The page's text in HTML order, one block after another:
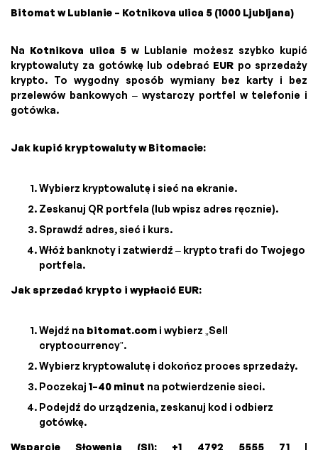
Bitomat w Lublanie – Kotnikova ulica 5 (1000 Ljubljana)
Na Kotnikova ulica 5w Lublanie możesz szybko kupić
kryptowaluty za gotówkę lub odebrać EUR po sprzedaży
krypto. To wygodny sposób wymiany bez karty i bez
przelewów bankowych – wystarczy portfel w telefonie i
gotówka.
Jak kupić kryptowaluty w Bitomacie:
Wybierz kryptowalutę i sieć na ekranie.
Zeskanuj QR portfela (lub wpisz adres ręcznie).
Sprawdź adres, sieć i kurs.
Włóż banknoty i zatwierdź – krypto trafi do Twojego
portfela.
Jak sprzedać krypto i wypłacić EUR:
Wejdź na bitomat.com i wybierz „Sell
cryptocurrency”.
Wybierz kryptowalutę i dokończ proces sprzedaży.
Poczekaj 1–40 minut na potwierdzenie sieci.
Podejdź do urządzenia, zeskanuj kod i odbierz
gotówkę.
Wsparcie Słowenia (SI): +1 4792 5555 71|